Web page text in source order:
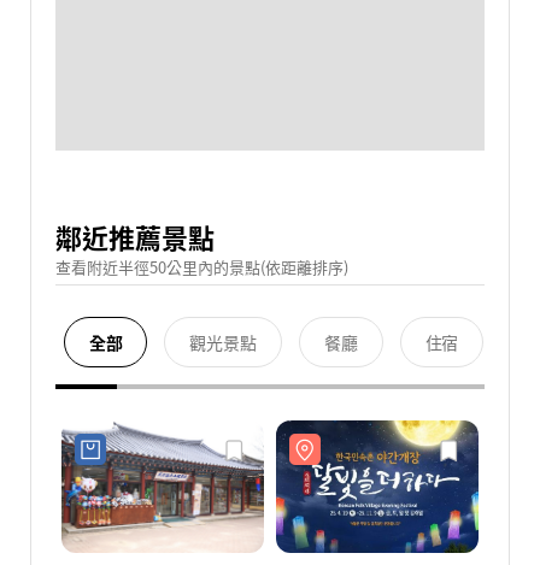
鄰近推薦景點
查看附近半徑50公里內的景點(依距離排序)
全部 觀光景點 餐廳 住宿